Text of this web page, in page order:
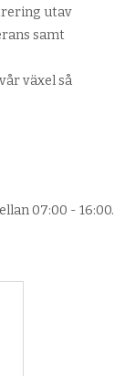
utav
samt
växel så
07:00 - 16:00.